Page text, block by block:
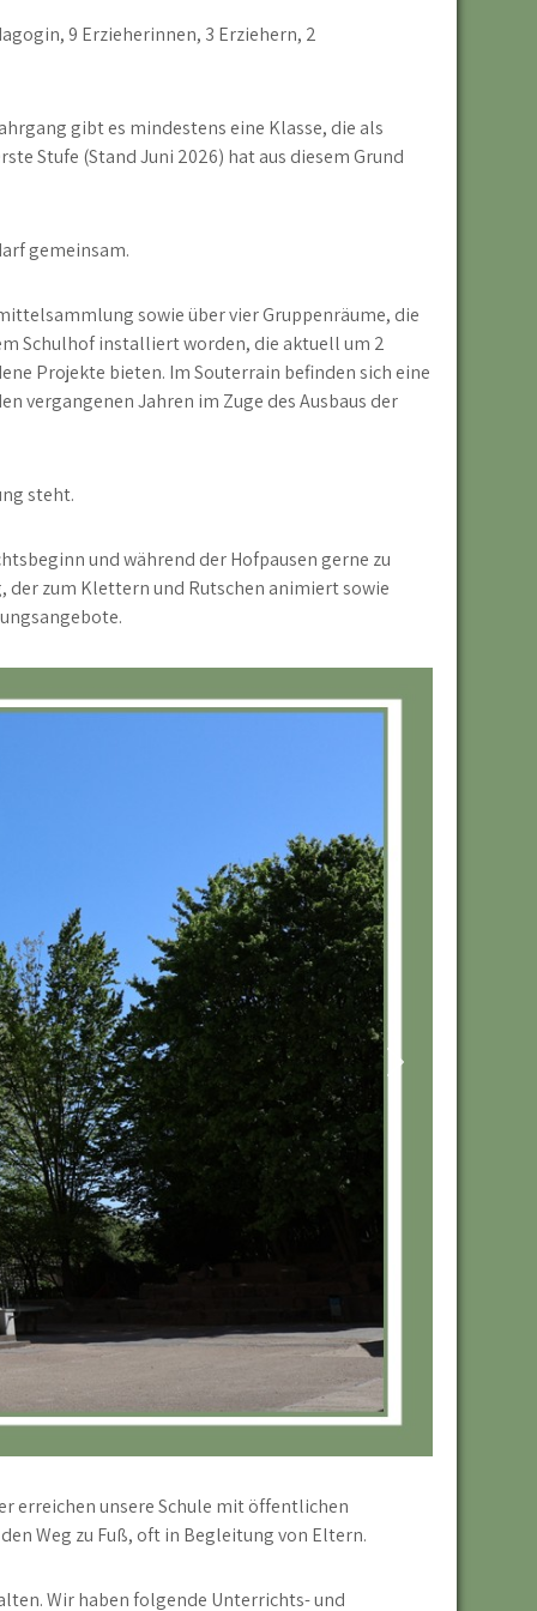
9 Erzieherinnen, 3 Erziehern, 2
gibt es mindestens eine Klasse, die als
Stufe (Stand Juni 2026) hat aus diesem Grund
gemeinsam.
sowie über vier Gruppenräume, die
Schulhof installiert worden, die aktuell um 2
Projekte bieten. Im Souterrain befinden sich eine
vergangenen Jahren im Zuge des Ausbaus der
steht.
und während der Hofpausen gerne zu
der zum Klettern und Rutschen animiert sowie
erreichen unsere Schule mit öffentlichen
Weg zu Fuß, oft in Begleitung von Eltern.
Wir haben folgende Unterrichts- und